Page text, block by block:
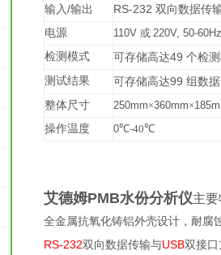
输入/输出 RS-232 双向数据传
电源
110V 或 220V, 50-
检测模式
可存储高达49 个检
测试结果
可存储高达99 组 数据
整体尺寸
250mm×360mm×
操作温度
0℃-40℃
艾德姆PMB水份分析仪主要
全金属抗氧化铸铝外壳设计，耐腐
RS-232双向数据传输与USB双接口